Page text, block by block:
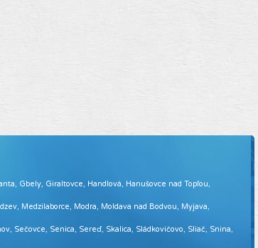
Gbely, Giraltovce, Handlová, Hanušovce nad Topľou,
Medzilaborce, Modra, Moldava nad Bodvou, Myjava,
Sečovce, Senica, Sereď, Skalica, Sládkovičovo, Sliač, Snina,